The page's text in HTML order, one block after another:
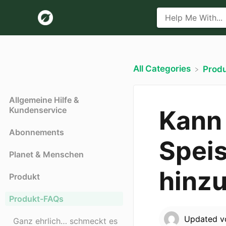
Allgemeine Hilfe &
Kundenservice
Abonnements
Planet & Menschen
Produkt
Produkt-FAQs
Ganz ehrlich… schmeckt es
All Categories
Updated